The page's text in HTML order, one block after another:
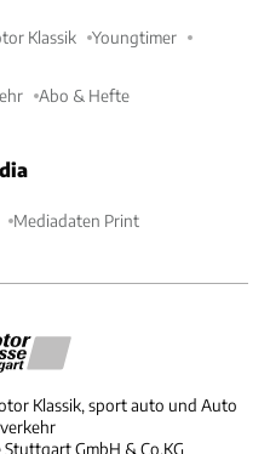
Klassik Youngtimer
Abo & Hefte
Mediadaten Print
Klassik, sport auto und Auto
GmbH & Co.KG